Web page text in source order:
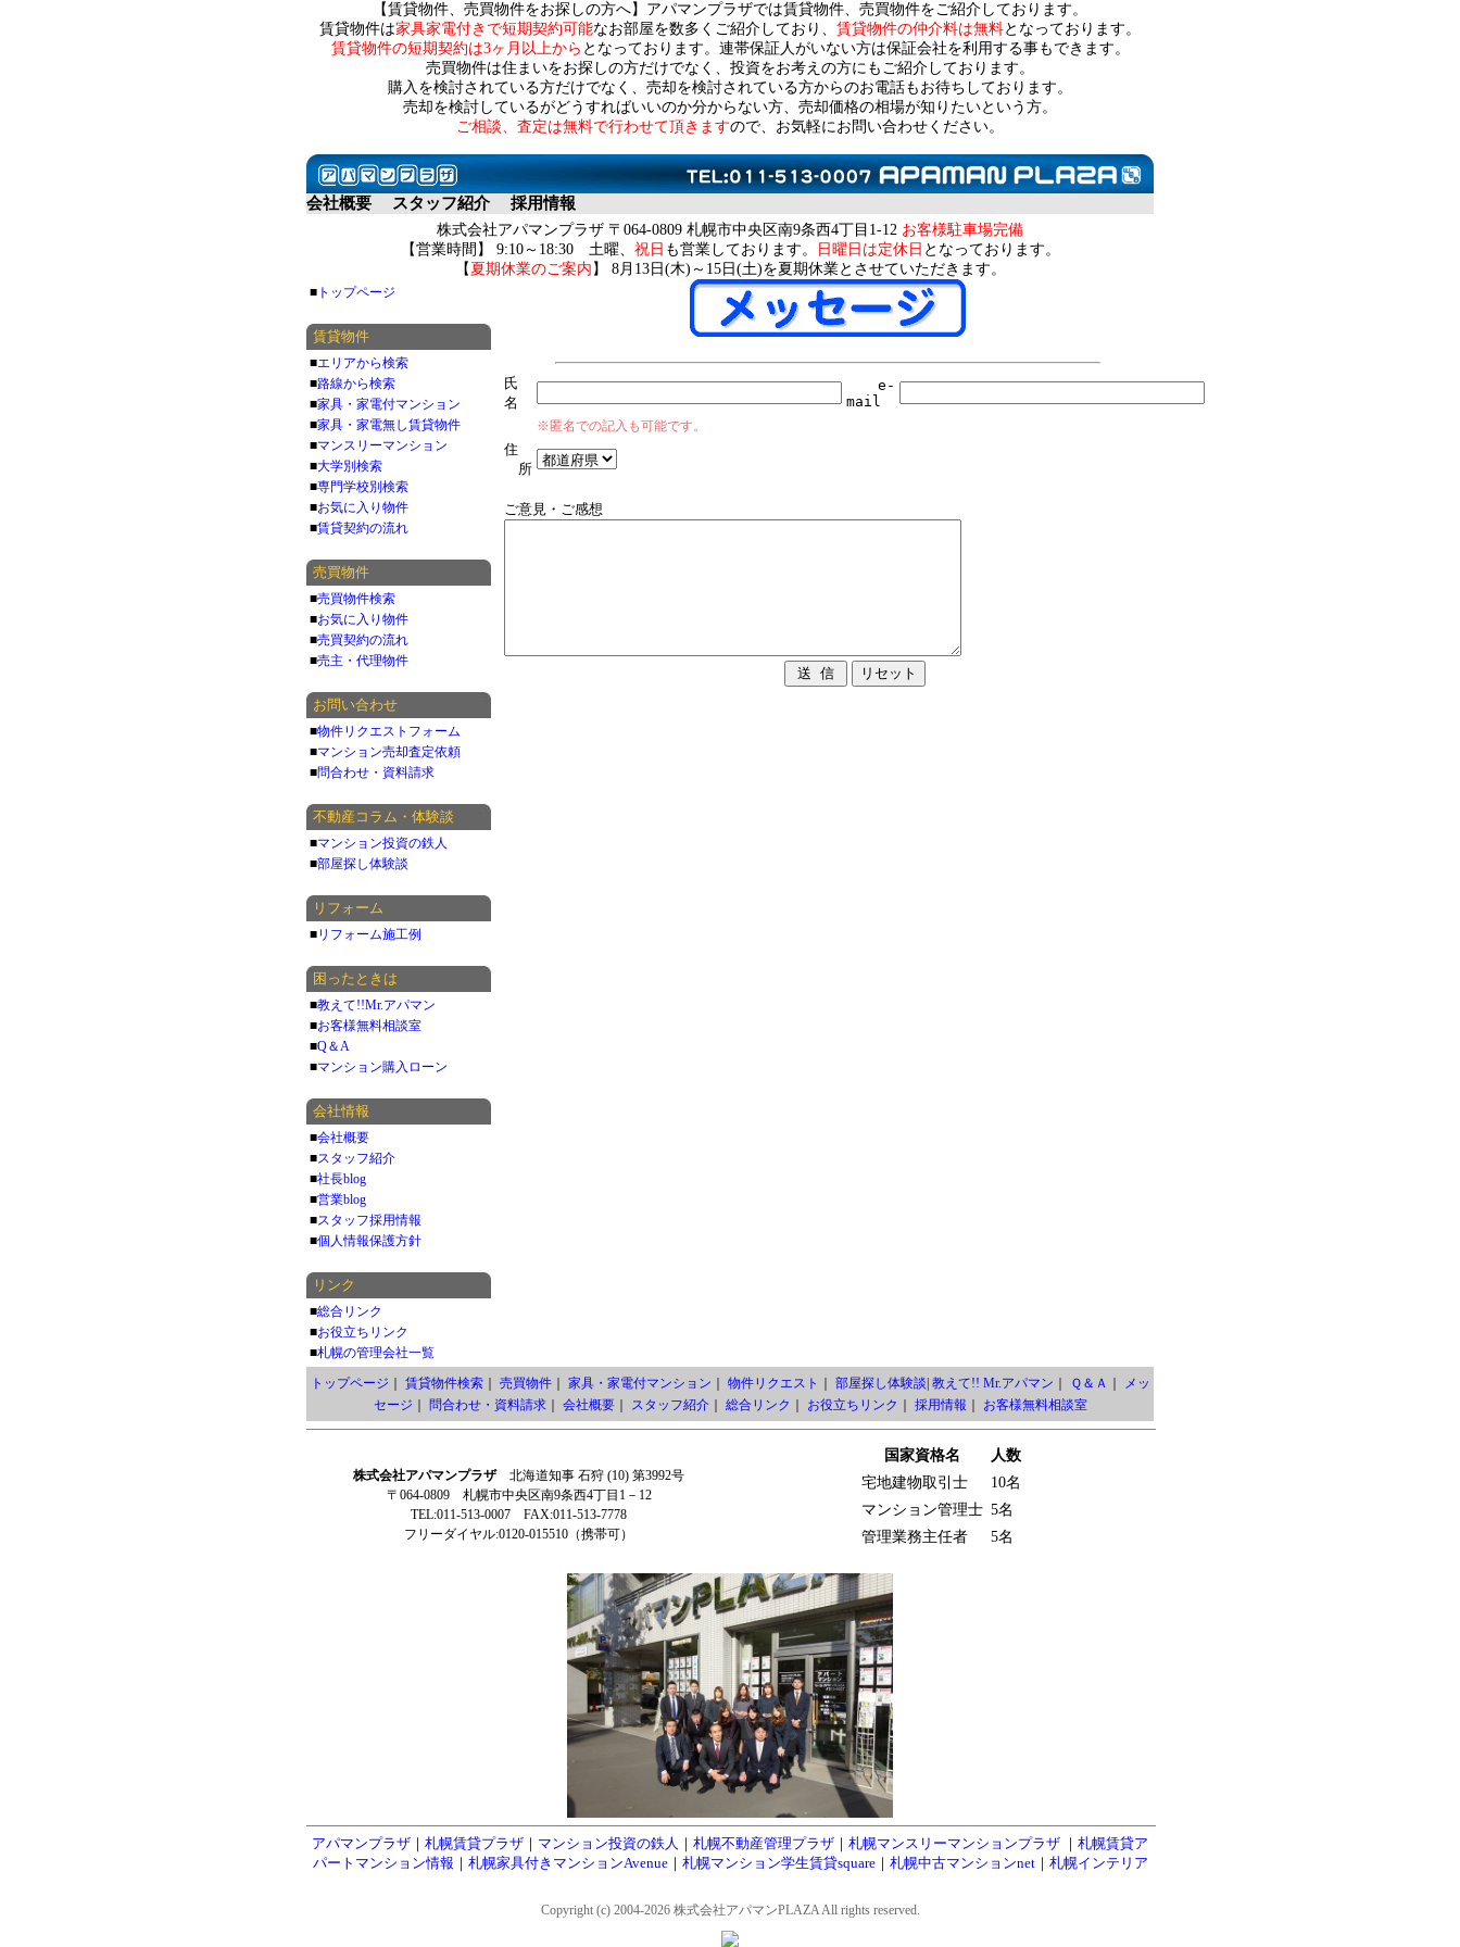
【賃貸物件、売買物件をお探しの方へ】アパマンプラザでは賃貸物件、売買物件をご紹介しております。
賃貸物件は家具家電付きで短期契約可能なお部屋を数多くご紹介しており、 賃貸物件の仲介料は無料となっております。
賃貸物件の短期契約は3ヶ月以上から となっております。連帯保証人がいない方は保証会社を利用する事もできます。
売買物件は住まいをお探しの方だけでなく、投資をお考えの方にもご紹介しております。
購入を検討されている方だけでなく、売却を検討されている方からのお電話もお待ちしております。
売却を検討しているがどうすればいいのか分からない方、売却価格の相場が知りたいという方。
ご相談、査定は無料で行わせて頂きますので、お気軽にお問い合わせください。
会社概要 スタッフ紹介 採用情報
株式会社アパマンプラザ 〒064-0809 札幌市中央区南9条西4丁目1-12 お客様駐車場完備
【営業時間】 9:10～18:30 土曜、 祝日 も営業しております。 日曜日は定休日 となっております。
【 夏期休業のご案内 】 8月13日(木)～15日(土)を夏期休業とさせていただきます。
氏
名
e-
mail
※匿名での記入も可能です。
住
所
ご意見・ご感想
■ トップページ
賃貸物件
■エリアから検索
■路線から検索
■家具・家電付マンション
■家具・家電無し賃貸物件
■マンスリーマンション
■大学別検索
■専門学校別検索
■お気に入り物件
■賃貸契約の流れ
売買物件
■売買物件検索
■お気に入り物件
■売買契約の流れ
■売主・代理物件
お問い合わせ
■物件リクエストフォーム
■マンション売却査定依頼
■問合わせ・資料請求
不動産コラム・体験談
■マンション投資の鉄人
■部屋探し体験談
リフォーム
■リフォーム施工例
困ったときは
■教えて!!Mr.アパマン
■お客様無料相談室
■Q＆A
■マンション購入ローン
会社情報
■会社概要
■スタッフ紹介
■社長blog
■営業blog
■スタッフ採用情報
■個人情報保護方針
リンク
■総合リンク
■お役立ちリンク
■札幌の管理会社一覧
トップページ
賃貸物件検索｜ 売買物件｜ 家具・家電付マンション 物件リクエスト 部屋探し体験談 教えて!! Mr.アパマン Ｑ＆Ａ
メッ
セージ
問合わせ・資料請求｜ 会社概要｜ スタッフ紹介｜ 総合リンク お役立ちリンク 採用情報 お客様無料相談室
株式会社アパマンプラザ北海道知事 石狩 (10) 第3992号
〒064-0809 札幌市中央区南9条西4丁目1－12
TEL:011-513-0007 FAX:011-513-7778
フリーダイヤル:0120-015510（携帯可）
国家資格名
人数
宅地建物取引士
10名
マンション管理士 5名
管理業務主任者
5名
アパマンプラザ ｜ 札幌賃貸プラザ ｜ マンション投資の鉄人 ｜ 札幌不動産管理プラザ ｜ 札幌マンスリーマンションプラザ ｜ 札幌賃貸ア
パートマンション情報 ｜ 札幌家具付きマンションAvenue｜ 札幌マンション学生賃貸square｜ 札幌中古マンションnet｜ 札幌インテリア
Copyright (c) 2004-2026 株式会社アパマンPLAZA All rights reserved.